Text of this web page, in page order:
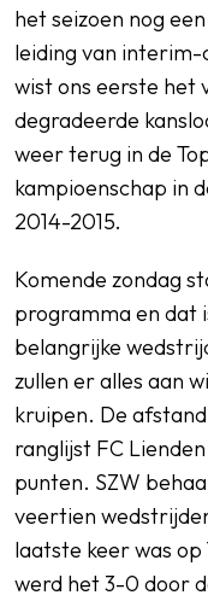
het seizoen nog
leiding van
wist ons eerste het
degradeerde
weer terug in de
kampioenschap in
2014-2015.
Komende zondag
programma en dat
belangrijke
zullen er alles aan
kruipen. De
ranglijst FC
punten. SZW
veertien
laatste keer was op
werd het 3-0 door